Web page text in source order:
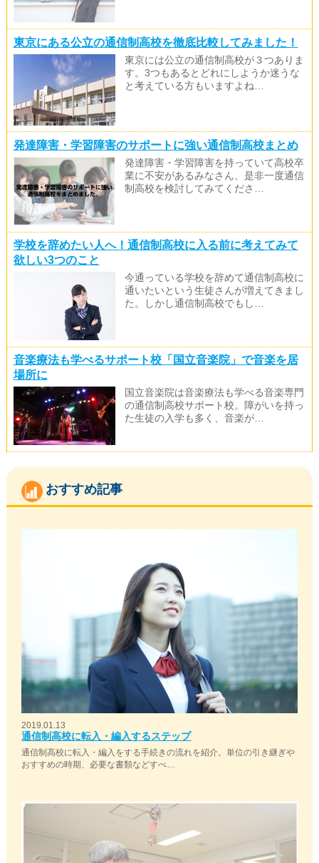
東京にある公立の通信制高校を徹底比較してみました！
東京には公立の通信制高校が３つありま
す。3つもあるとどれにしようか迷うな
と考えている方もいますよね…
発達障害・学習障害のサポートに強い通信制高校まとめ
発達障害・学習障害を持っていて高校卒
業に不安があるみなさん、是非一度通信
制高校を検討してみてくださ…
学校を辞めたい人へ！通信制高校に入る前に考えてみて
欲しい3つのこと
今通っている学校を辞めて通信制高校に
通いたいという生徒さんが増えてきまし
た。しかし通信制高校でもし…
音楽療法も学べるサポート校「国立音楽院」で音楽を居
場所に
国立音楽院は音楽療法も学べる音楽専門
の通信制高校サポート校。障がいを持っ
た生徒の入学も多く、音楽が…
おすすめ記事
2019.01.13
通信制高校に転入・編入するステップ
通信制高校に転入・編入をする手続きの流れを紹介。単位の引き継ぎや
おすすめの時期、必要な書類などすべ…